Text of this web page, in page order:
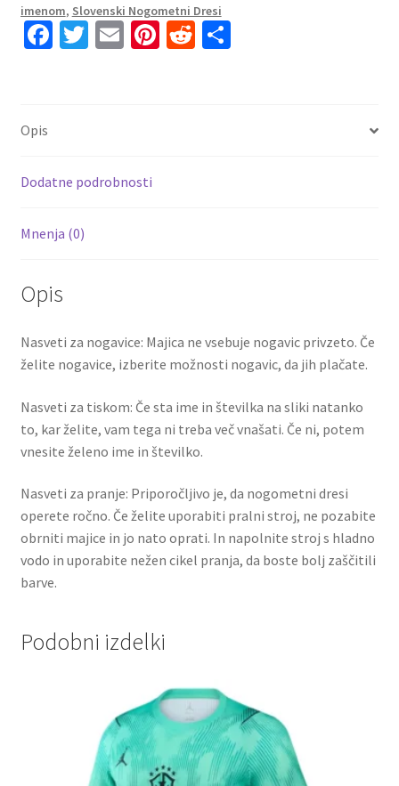
imenom, Slovenski Nogometni Dresi
Fa
k
T E Pi R S
Opis
Dodatne podrobnosti
Mnenja (0)
Opis
Nasveti za nogavice: Majica ne vsebuje nogavic privzeto. Če
želite nogavice, izberite možnosti nogavic, da jih plačate.
Nasveti za tiskom: Če sta ime in številka na sliki natanko
to, kar želite, vam tega ni treba več vnašati. Če ni, potem
vnesite želeno ime in številko.
Nasveti za pranje: Priporočljivo je, da nogometni dresi
operete ročno. Če želite uporabiti pralni stroj, ne pozabite
obrniti majice in jo nato oprati. In napolnite stroj s hladno
vodo in uporabite nežen cikel pranja, da boste bolj zaščitili
barve.
Podobni izdelki